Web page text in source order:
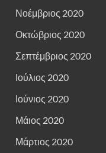
Νοέμβριος 2020
Οκτώβριος 2020
Σεπτέμβριος 2020
Ιούλιος 2020
Ιούνιος 2020
Μάιος 2020
Μάρτιος 2020